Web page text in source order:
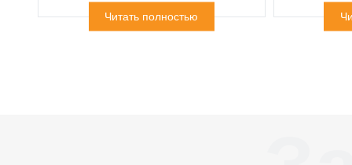
Читать полностью